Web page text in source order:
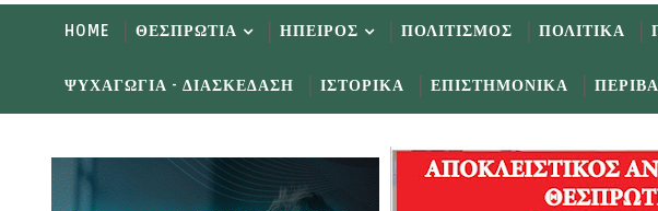
HOME ΘΕΣΠΡΩΤΙΑ ΗΠΕΙΡΟΣ ΠΟΛΙΤΙΣΜΟΣ ΠΟΛΙΤΙΚΑ
ΨΥΧΑΓΩΓΙΑ - ΔΙΑΣΚΕΔΑΣΗ ΙΣΤΟΡΙΚΑ ΕΠΙΣΤΗΜΟΝΙΚΑ